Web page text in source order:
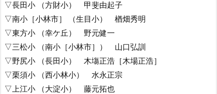
▽長田小 （方財小） 甲斐由起子
▽南小［小林市］ （生目小） 楢畑秀明
▽東方小 （幸ケ丘） 野元健一
▽三松小 （南小［小林市］） 山口弘訓
▽野尻小 （長田小） 木塲正浩［木場正浩］
▽栗須小 （西小林小） 水永正宗
▽上江小 （大淀小） 藤元拓也